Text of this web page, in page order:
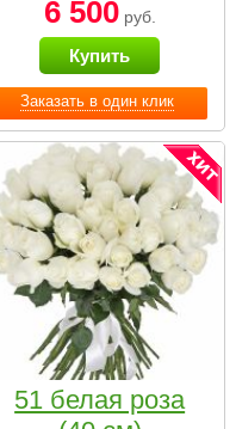
Заказать в один клик
6 500руб.
Купить
51 белая роза